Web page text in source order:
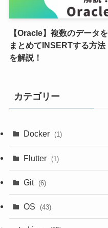
【Oracle】複数のデータを
まとめてINSERTする方法
を解説！
カテゴリー
Docker (1)
Flutter (1)
Git (6)
OS (43)